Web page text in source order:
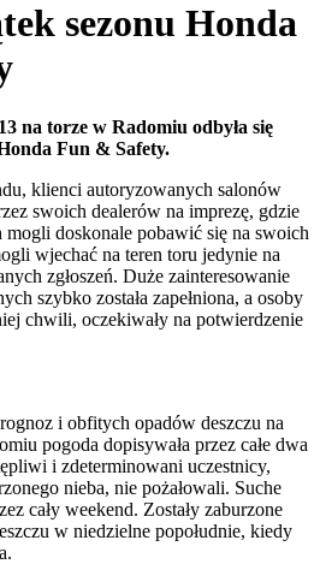
sezonu Honda
na torze w Radomiu odbyła się
Fun & Safety.
klienci autoryzowanych salonów
swoich dealerów na imprezę, gdzie
doskonale pobawić się na swoich
wjechać na teren toru jedynie na
zgłoszeń. Duże zainteresowanie
szybko została zapełniona, a osoby
chwili, oczekiwały na potwierdzenie
i obfitych opadów deszczu na
pogoda dopisywała przez całe dwa
i zdeterminowani uczestnicy,
nieba, nie pożałowali. Suche
cały weekend. Zostały zaburzone
w niedzielne popołudnie, kiedy